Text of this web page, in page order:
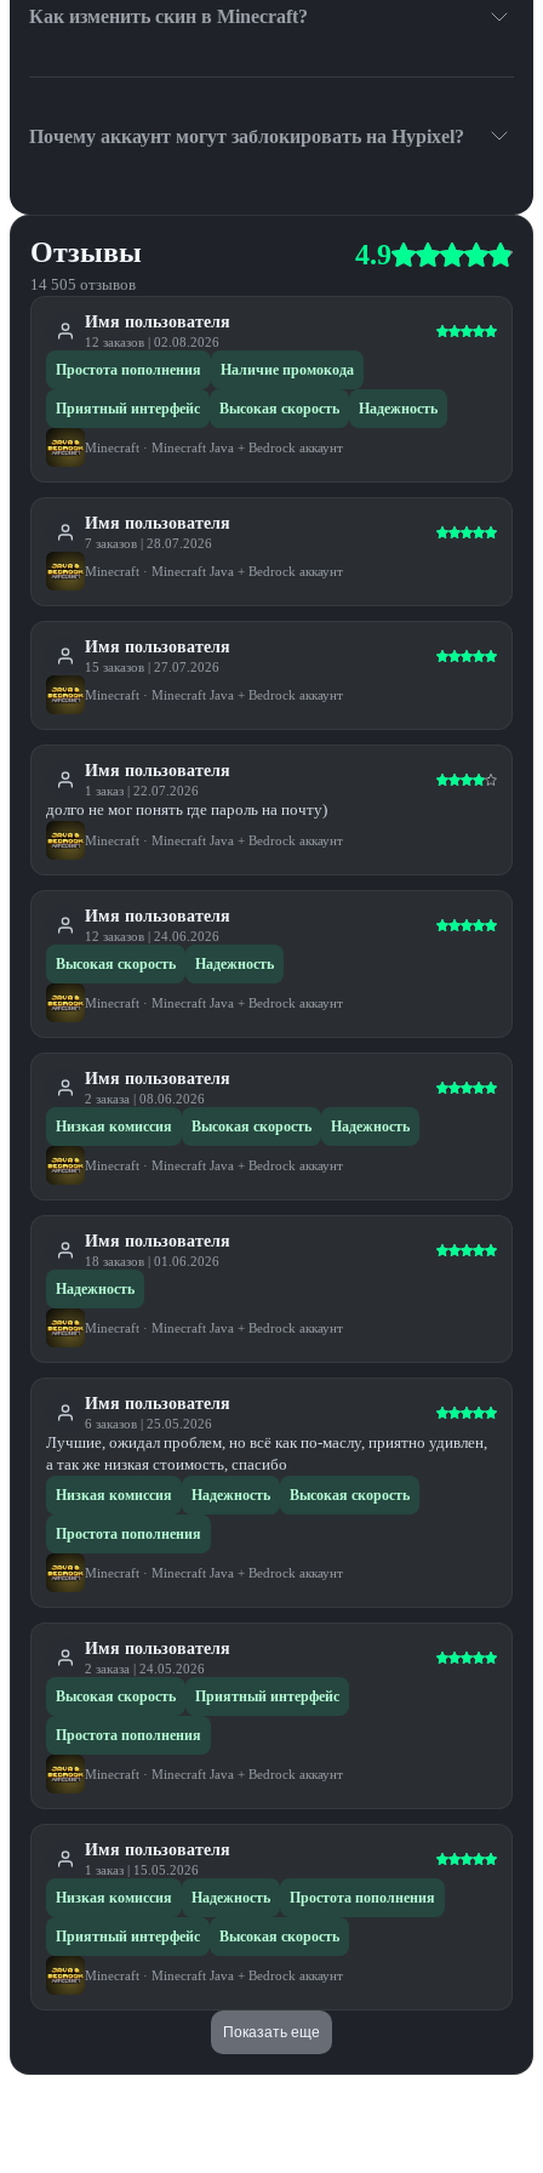
Как изменить скин в Minecraft?
Почему аккаунт могут заблокировать на Hypixel?
Отзывы
14 505 отзывов
4.9
Имя пользователя
12 заказов | 02.08.2026
Простота пополнения Наличие промокода
Приятный интерфейс Высокая скорость Надежность
Minecraft · Minecraft Java + Bedrock аккаунт
Имя пользователя
7 заказов | 28.07.2026
Minecraft · Minecraft Java + Bedrock аккаунт
Имя пользователя
15 заказов | 27.07.2026
Minecraft · Minecraft Java + Bedrock аккаунт
Имя пользователя
1 заказ | 22.07.2026
долго не мог понять где пароль на почту)
Minecraft · Minecraft Java + Bedrock аккаунт
Имя пользователя
12 заказов | 24.06.2026
Высокая скорость Надежность
Minecraft · Minecraft Java + Bedrock аккаунт
Имя пользователя
2 заказа | 08.06.2026
Низкая комиссия Высокая скорость Надежность
Minecraft · Minecraft Java + Bedrock аккаунт
Имя пользователя
18 заказов | 01.06.2026
Надежность
Minecraft · Minecraft Java + Bedrock аккаунт
Имя пользователя
6 заказов | 25.05.2026
Лучшие, ожидал проблем, но всё как по-маслу, приятно удивлен,
а так же низкая стоимость, спасибо
Низкая комиссия Надежность Высокая скорость
Простота пополнения
Minecraft · Minecraft Java + Bedrock аккаунт
Имя пользователя
2 заказа | 24.05.2026
Высокая скорость Приятный интерфейс
Простота пополнения
Minecraft · Minecraft Java + Bedrock аккаунт
Имя пользователя
1 заказ | 15.05.2026
Низкая комиссия Надежность Простота пополнения
Приятный интерфейс Высокая скорость
Minecraft · Minecraft Java + Bedrock аккаунт
Показать еще